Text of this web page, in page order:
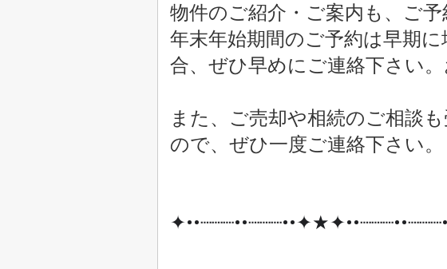
物件のご紹介・ご案内も、ご予
年末年始期間のご予約は早期
合、ぜひ早めにご連絡下さい
また、ご売却や相続のご相談
ので、ぜひ一度ご連絡下さい。